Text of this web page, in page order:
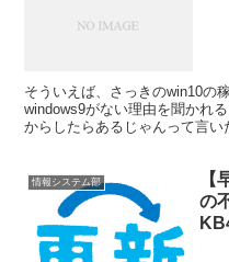
そういえば、さっきのwin10の
windows9がない理由を聞かれ
からしたらあるじゃんって言
情報システム部
の